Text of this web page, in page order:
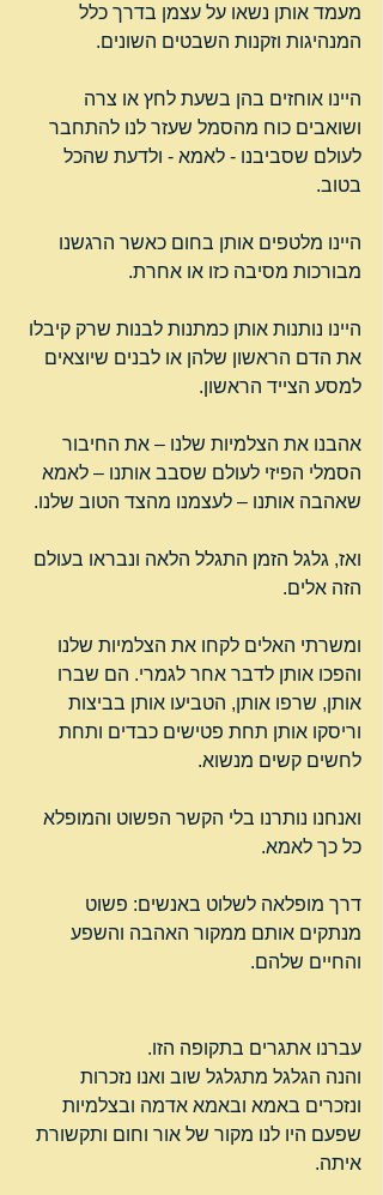
מעמד אותן נשאו על עצמן בדרך כלל
המנהיגות וזקנות השבטים השונים.
היינו אוחזים בהן בשעת לחץ או צרה
ושואבים כוח מהסמל שעזר לנו להתחבר
לעולם שסביבנו - לאמא - ולדעת שהכל
בטוב.
היינו מלטפים אותן בחום כאשר הרגשנו
מבורכות מסיבה כזו או אחרת.
היינו נותנות אותן כמתנות לבנות שרק קיבלו
את הדם הראשון שלהן או לבנים שיוצאים
למסע הצייד הראשון.
אהבנו את הצלמיות שלנו – את החיבור
הסמלי הפיזי לעולם שסבב אותנו – לאמא
שאהבה אותנו – לעצמנו מהצד הטוב שלנו.
ואז, גלגל הזמן התגלל הלאה ונבראו בעולם
הזה אלים.
ומשרתי האלים לקחו את הצלמיות שלנו
והפכו אותן לדבר אחר לגמרי. הם שברו
אותן, שרפו אותן, הטביעו אותן בביצות
וריסקו אותן תחת פטישים כבדים ותחת
לחשים קשים מנשוא.
ואנחנו נותרנו בלי הקשר הפשוט והמופלא
כל כך לאמא.
דרך מופלאה לשלוט באנשים: פשוט
מנתקים אותם ממקור האהבה והשפע
והחיים שלהם.
עברנו אתגרים בתקופה הזו.
והנה הגלגל מתגלגל שוב ואנו נזכרות
ונזכרים באמא ובאמא אדמה ובצלמיות
שפעם היו לנו מקור של אור וחום ותקשורת
איתה.